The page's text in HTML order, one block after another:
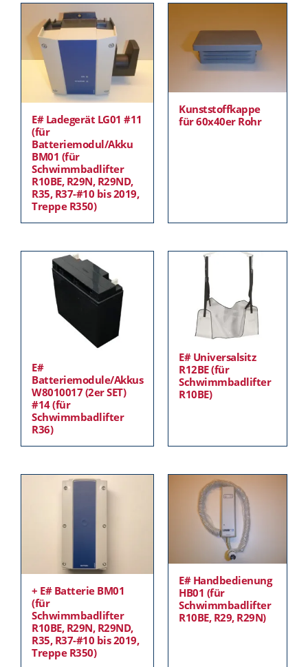
E# Ladegerät LG01 #11
(für
Batteriemodul/Akku
BM01 (für
Schwimmbadlifter
R10BE, R29N, R29ND,
R35, R37-#10 bis 2019,
Treppe R350)
Kunststoffkappe
für 60x40er Rohr
E#
Batteriemodule/Akkus
W8010017 (2er SET)
#14 (für
Schwimmbadlifter
R36)
E# Universalsitz
R12BE (für
Schwimmbadlifter
R10BE)
+ E# Batterie BM01
(für
Schwimmbadlifter
R10BE, R29N, R29ND,
R35, R37-#10 bis 2019,
Treppe R350)
E# Handbedienung
HB01 (für
Schwimmbadlifter
R10BE, R29, R29N)